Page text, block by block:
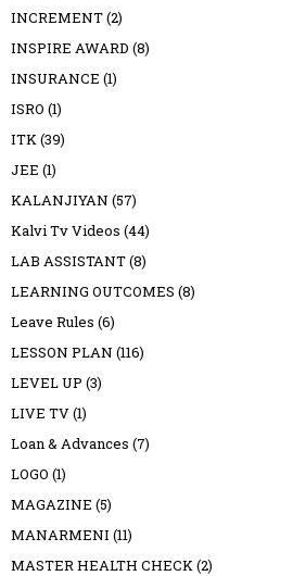
INCREMENT(2)
INSPIRE AWARD (8)
INSURANCE (1)
ISRO (1)
ITK(39)
JEE (1)
KALANJIYAN (57)
Kalvi Tv Videos (44)
LAB ASSISTANT(8)
LEARNING OUTCOMES (8)
Leave Rules (6)
LESSON PLAN (116)
LEVEL UP (3)
LIVE TV(1)
Loan & Advances (7)
LOGO (1)
MAGAZINE (5)
MANARMENI (11)
MASTER HEALTH CHECK(2)